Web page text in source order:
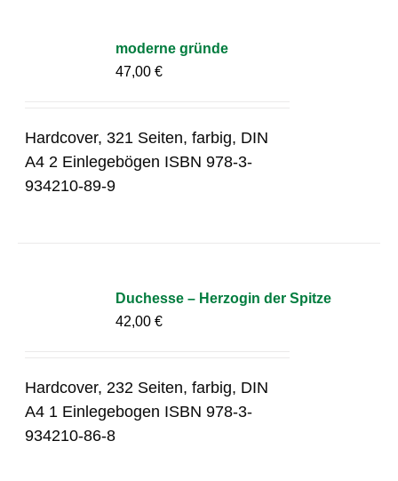
moderne gründe
47,00€
Hardcover, 321 Seiten, farbig, DIN
A4 2 Einlegebögen ISBN 978-3-
934210-89-9
Duchesse – Herzogin der Spitze
42,00€
Hardcover, 232 Seiten, farbig, DIN
A4 1 Einlegebogen ISBN 978-3-
934210-86-8